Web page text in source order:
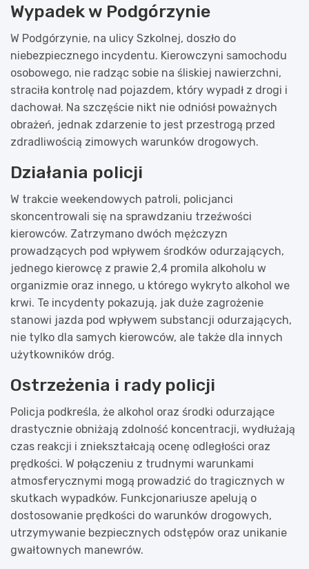
Wypadek w Podgórzynie
W Podgórzynie, na ulicy Szkolnej, doszło do
niebezpiecznego incydentu. Kierowczyni samochodu
osobowego, nie radząc sobie na śliskiej nawierzchni,
straciła kontrolę nad pojazdem, który wypadł z drogi i
dachował. Na szczęście nikt nie odniósł poważnych
obrażeń, jednak zdarzenie to jest przestrogą przed
zdradliwością zimowych warunków drogowych.
Działania policji
W trakcie weekendowych patroli, policjanci
skoncentrowali się na sprawdzaniu trzeźwości
kierowców. Zatrzymano dwóch mężczyzn
prowadzących pod wpływem środków odurzających,
jednego kierowcę z prawie 2,4 promila alkoholu w
organizmie oraz innego, u którego wykryto alkohol we
krwi. Te incydenty pokazują, jak duże zagrożenie
stanowi jazda pod wpływem substancji odurzających,
nie tylko dla samych kierowców, ale także dla innych
użytkowników dróg.
Ostrzeżenia i rady policji
Policja podkreśla, że alkohol oraz środki odurzające
drastycznie obniżają zdolność koncentracji, wydłużają
czas reakcji i zniekształcają ocenę odległości oraz
prędkości. W połączeniu z trudnymi warunkami
atmosferycznymi mogą prowadzić do tragicznych w
skutkach wypadków. Funkcjonariusze apelują o
dostosowanie prędkości do warunków drogowych,
utrzymywanie bezpiecznych odstępów oraz unikanie
gwałtownych manewrów.